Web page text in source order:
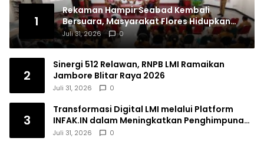
1
Rekaman Hampir Seabad Kembali
Bersuara, Masyarakat Flores Hidupkan
Lagi Ingatan Leluhur
Juli 31, 2026 0
2
Sinergi 512 Relawan, RNPB LMI Ramaikan
Jambore Blitar Raya 2026
Juli 31, 2026 0
3
Transformasi Digital LMI melalui Platform
INFAK.IN dalam Meningkatkan Penghimpunan
Dana Filantropi Islam
Juli 31, 2026 0